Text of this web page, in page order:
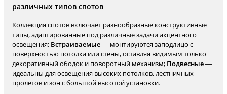
различных типов спотов
Коллекция спотов включает разнообразные конструктивные
типы, адаптированные под различные задачи акцентного
освещения: Встраиваемые— монтируются заподлицо с
поверхностью потолка или стены, оставляя видимым только
декоративный ободок и поворотный механизм; Подвесные—
идеальны для освещения высоких потолков, лестничных
пролетов и зон с большой высотой установки.